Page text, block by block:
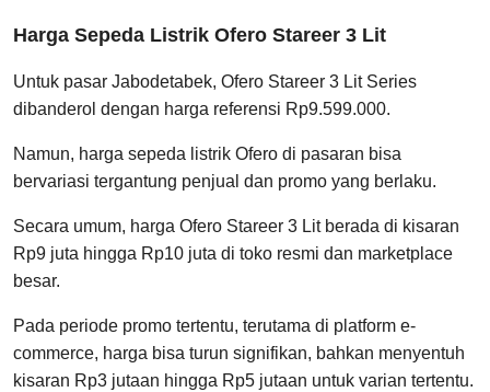
Harga Sepeda Listrik Ofero Stareer 3 Lit
Untuk pasar Jabodetabek, Ofero Stareer 3 Lit Series
dibanderol dengan harga referensi Rp9.599.000.
Namun, harga sepeda listrik Ofero di pasaran bisa
bervariasi tergantung penjual dan promo yang berlaku.
Secara umum, harga Ofero Stareer 3 Lit berada di kisaran
Rp9 juta hingga Rp10 juta di toko resmi dan marketplace
besar.
Pada periode promo tertentu, terutama di platform e-
commerce, harga bisa turun signifikan, bahkan menyentuh
kisaran Rp3 jutaan hingga Rp5 jutaan untuk varian tertentu.